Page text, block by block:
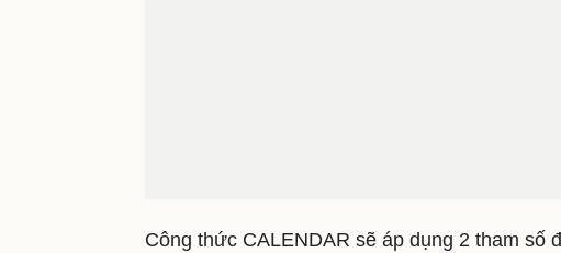
Công thức CALENDAR sẽ áp dụng 2 tham số